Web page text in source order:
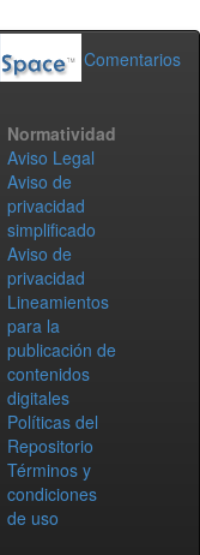
Comentarios
Normatividad
Aviso Legal
Aviso de
privacidad
simplificado
Aviso de
privacidad
Lineamientos
para la
publicación de
contenidos
digitales
Políticas del
Repositorio
Términos y
condiciones
de uso